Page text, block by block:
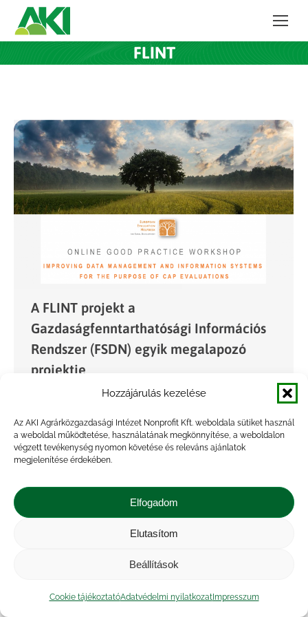
Hozzájárulás kezelése
Az AKI Agrárközgazdasági Intézet Nonprofit Kft. weboldala sütiket használ
a weboldal működtetése, használatának megkönnyítése, a weboldalon
végzett tevékenység nyomon követése és releváns ajánlatok
megjelenítése érdekében.
Elfogadom
Elutasítom
Beállítások
Cookie tájékoztatóAdatvédelmi nyilatkozatImpresszum
FLINT
A FLINT projekt a
Gazdaságfenntarthatósági Információs
Rendszer (FSDN) egyik megalapozó
projektje
admin 2021.03.22.
Március 16-án és 17-én került megrendezésre
az ENRD szervezésében a „KAP értékeléséhez
használt információs rendszerek és adatkezelési
rendezvényen ismertették az Európai Bizottság
Mezőgazdasági és Vidékfejlesztési…